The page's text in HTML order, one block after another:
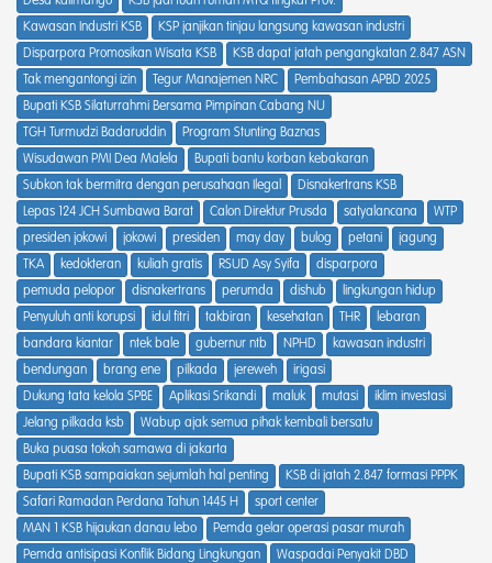
Kawasan Industri KSB
KSP janjikan tinjau langsung kawasan industri
Disparpora Promosikan Wisata KSB
KSB dapat jatah pengangkatan 2.847 ASN
Tak mengantongi izin
Tegur Manajemen NRC
Pembahasan APBD 2025
Bupati KSB Silaturrahmi Bersama Pimpinan Cabang NU
TGH Turmudzi Badaruddin
Program Stunting Baznas
Wisudawan PMI Dea Malela
Bupati bantu korban kebakaran
Subkon tak bermitra dengan perusahaan Ilegal
Disnakertrans KSB
Lepas 124 JCH Sumbawa Barat
Calon Direktur Prusda satyalancana
WTP
presiden jokowi
jokowi presiden may day bulog petani
jagung
TKA
kedokteran kuliah gratis RSUD Asy Syifa
disparpora
pemuda pelopor
disnakertrans perumda dishub
lingkungan hidup
Penyuluh anti korupsi
idul fitri takbiran kesehatan THR
lebaran
bandara kiantar
ntek bale gubernur ntb NPHD
kawasan industri
bendungan
brang ene pilkada jereweh
irigasi
Dukung tata kelola SPBE
Aplikasi Srikandi maluk mutasi
iklim investasi
Jelang pilkada ksb
Wabup ajak semua pihak kembali bersatu
Buka puasa tokoh samawa di jakarta
Bupati KSB sampaiakan sejumlah hal penting
KSB di jatah 2.847 formasi PPPK
Safari Ramadan Perdana Tahun 1445 H
sport center
MAN 1 KSB hijaukan danau lebo
Pemda gelar operasi pasar murah
Pemda antisipasi Konflik Bidang Lingkungan
Waspadai Penyakit DBD